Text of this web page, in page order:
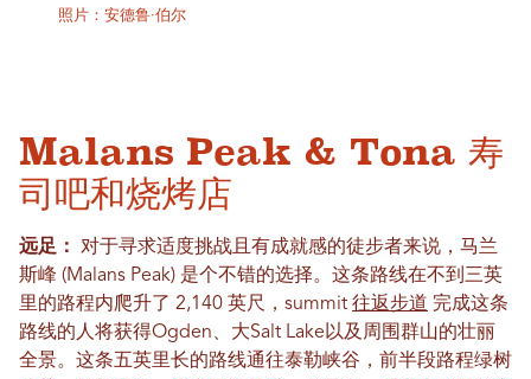
照片：安德鲁·伯尔
Malans Peak & Tona 寿
司吧和烧烤店
远足：
对于寻求适度挑战且有成就感的徒步者来说，马兰
斯峰 (Malans Peak) 是个不错的选择。这条路线在不到三英
里的路程内爬升了 2,140 英尺，summit 往返步道 完成这条
路线的人将获得Ogden、大Salt Lake以及周围群山的壮丽
全景。这条五英里长的路线通往泰勒峡谷，前半段路程绿树